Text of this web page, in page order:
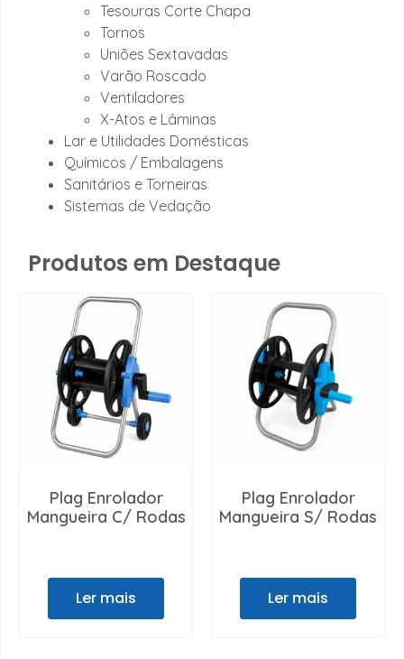
Tesouras Corte Chapa
Tornos
Uniões Sextavadas
Varão Roscado
Ventiladores
X-Atos e Lâminas
Lar e Utilidades Domésticas
Químicos / Embalagens
Sanitários e Torneiras
Sistemas de Vedação
Produtos em Destaque
Plag Enrolador
Mangueira C/ Rodas
Ler mais
Plag Enrolador
Mangueira S/ Rodas
Ler mais